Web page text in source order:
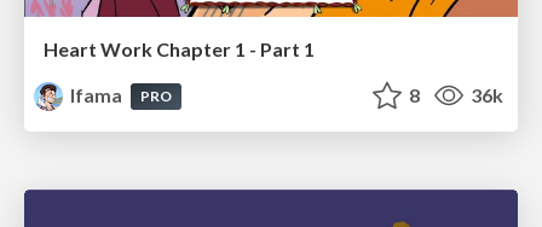
Heart Work Chapter 1 - Part 1
lfama
PRO 8 36k